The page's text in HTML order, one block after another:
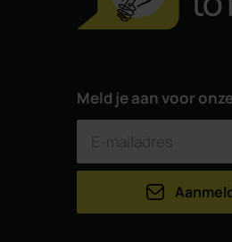
Meld je aan voor